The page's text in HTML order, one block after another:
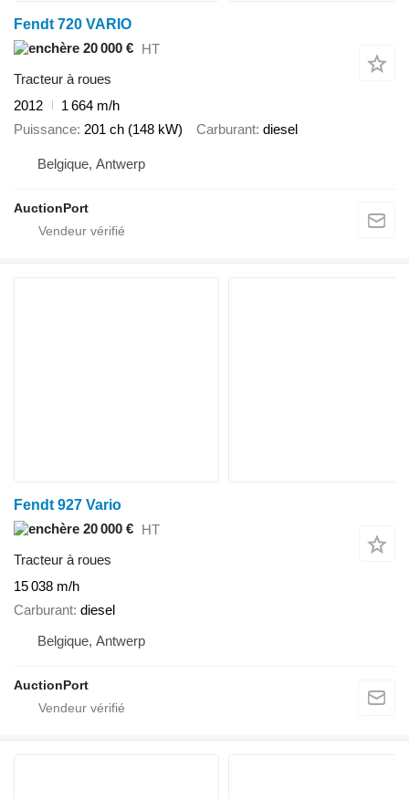
Fendt 720 VARIO
20 000 € HT
Tracteur à roues
2012
1 664 m/h
Puissance 201 ch (148 kW) Carburant diesel
Belgique, Antwerp
AuctionPort
Fendt 927 Vario
20 000 € HT
Tracteur à roues
15 038 m/h
Carburant diesel
Belgique, Antwerp
AuctionPort